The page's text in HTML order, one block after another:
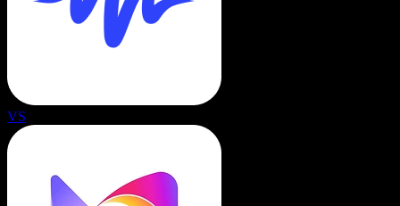
VS